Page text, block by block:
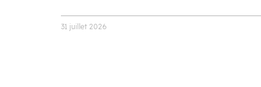
31 juillet 2026